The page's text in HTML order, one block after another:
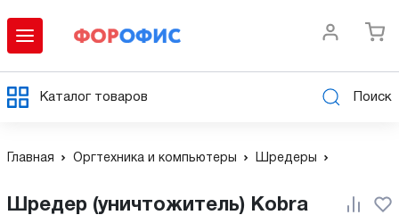
Каталог товаров Поиск
Главная Оргтехника и компьютеры Шредеры
Шредер (уничтожитель) Kobra